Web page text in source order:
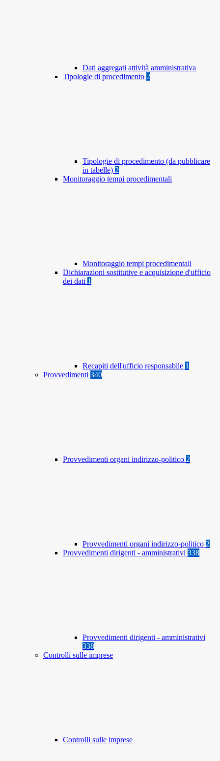
Dati aggregati attività amministrativa
Tipologie di procedimento 2
Tipologie di procedimento (da pubblicare
in tabelle) 2
Monitoraggio tempi procedimentali
Monitoraggio tempi procedimentali
Dichiarazioni sostitutive e acquisizione d'ufficio
dei dati 1
Recapiti dell'ufficio responsabile 1
Provvedimenti 340
Provvedimenti organi indirizzo-politico 2
Provvedimenti organi indirizzo-politico 2
Provvedimenti dirigenti - amministrativi 338
Provvedimenti dirigenti - amministrativi
338
Controlli sulle imprese
Controlli sulle imprese